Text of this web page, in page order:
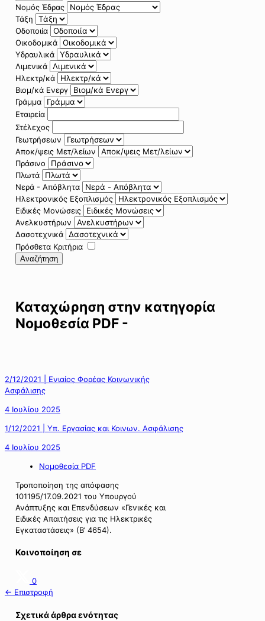
Νομός Έδρας
Τάξη
Οδοποιία
Οικοδομικά
Υδραυλικά
Λιμενικά
Ηλεκτρ/κά
Βιομ/κά Ενεργ
Γράμμα
Εταιρεία
Στέλεχος
Γεωτρήσεων
Αποκ/ψεις Μετ/λείων
Πράσινο
Πλωτά
Νερά - Απόβλητα
Ηλεκτρονικός Εξοπλισμός
Ειδικές Μονώσεις
Ανελκυστήρων
Δασοτεχνικά
Πρόσθετα Κριτήρια
Αναζήτηση
Καταχώρηση στην κατηγορία
Νομοθεσία PDF -
2/12/2021 | Ενιαίος Φορέας Κοινωνικής
Ασφάλισης
4 Ιουλίου 2025
1/12/2021 | Υπ. Εργασίας και Κοινων. Ασφάλισης
4 Ιουλίου 2025
Νομοθεσία PDF
Τροποποίηση της απόφασης
101195/17.09.2021 του Υπουργού
Ανάπτυξης και Επενδύσεων «Γενικές και
Ειδικές Απαιτήσεις για τις Ηλεκτρικές
Εγκαταστάσεις» (Β’ 4654).
Κοινοποίηση σε
0
← Επιστροφή
Σχετικά άρθρα ενότητας